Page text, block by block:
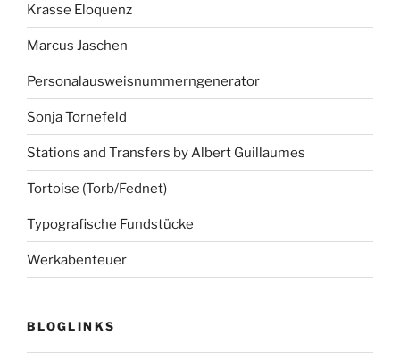
Krasse Eloquenz
Marcus Jaschen
Personalausweisnummerngenerator
Sonja Tornefeld
Stations and Transfers by Albert Guillaumes
Tortoise (Torb/Fednet)
Typografische Fundstücke
Werkabenteuer
BLOGLINKS